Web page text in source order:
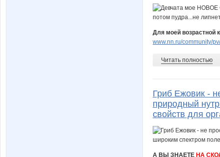
Для моей возрастной
www.nn.ru/community/
Читать полностью
Гриб Ежовик -
природный
свойств для
А ВЫ ЗНАЕТЕ НА